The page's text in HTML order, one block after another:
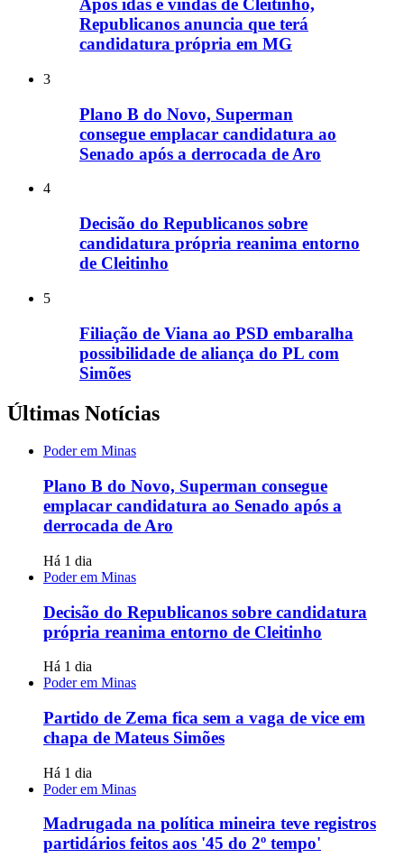
Após idas e vindas de Cleitinho,
Republicanos anuncia que terá
candidatura própria em MG
3
Plano B do Novo, Superman
consegue emplacar candidatura ao
Senado após a derrocada de Aro
4
Decisão do Republicanos sobre
candidatura própria reanima entorno
de Cleitinho
5
Filiação de Viana ao PSD embaralha
possibilidade de aliança do PL com
Simões
Últimas Notícias
Poder em Minas
Plano B do Novo, Superman consegue
emplacar candidatura ao Senado após a
derrocada de Aro
Há 1 dia
Poder em Minas
Decisão do Republicanos sobre candidatura
própria reanima entorno de Cleitinho
Há 1 dia
Poder em Minas
Partido de Zema fica sem a vaga de vice em
chapa de Mateus Simões
Há 1 dia
Poder em Minas
Madrugada na política mineira teve registros
partidários feitos aos '45 do 2º tempo'